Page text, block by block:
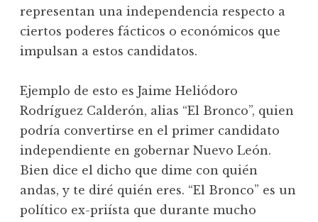
representan una independencia respecto a
ciertos poderes fácticos o económicos que
impulsan a estos candidatos.
Ejemplo de esto es Jaime Heliódoro
Rodríguez Calderón, alias “El Bronco”, quien
podría convertirse en el primer candidato
independiente en gobernar Nuevo León.
Bien dice el dicho que dime con quién
andas, y te diré quién eres. “El Bronco” es un
político ex-priísta que durante mucho